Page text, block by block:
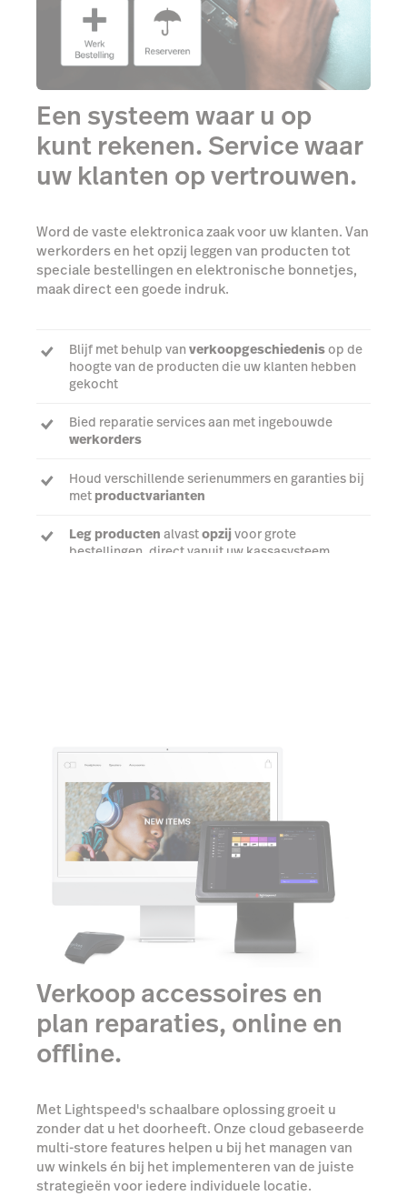
Een systeem waar u op
kunt rekenen. Service waar
uw klanten op vertrouwen.
Word de vaste elektronica zaak voor uw klanten. Van
werkorders en het opzij leggen van producten tot
speciale bestellingen en elektronische bonnetjes,
maak direct een goede indruk.
Blijf met behulp van verkoopgeschiedenisop de
hoogte van de producten die uw klanten hebben
gekocht
Bied reparatie services aan met ingebouwde
werkorders
Houd verschillende serienummers en garanties bij
met productvarianten
Leg producten alvastopzijvoor grote
bestellingen, direct vanuit uw kassasysteem
Verkoop accessoires en
plan reparaties, online en
offline.
Met Lightspeed's schaalbare oplossing groeit u
zonder dat u het doorheeft. Onze cloud gebaseerde
multi-store features helpen u bij het managen van
uw winkels én bij het implementeren van de juiste
strategieën voor iedere individuele locatie.